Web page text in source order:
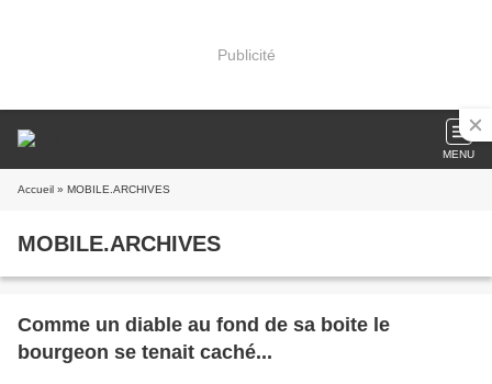
Publicité
MENU
Accueil » MOBILE.ARCHIVES
MOBILE.ARCHIVES
Comme un diable au fond de sa boite le
bourgeon se tenait caché...